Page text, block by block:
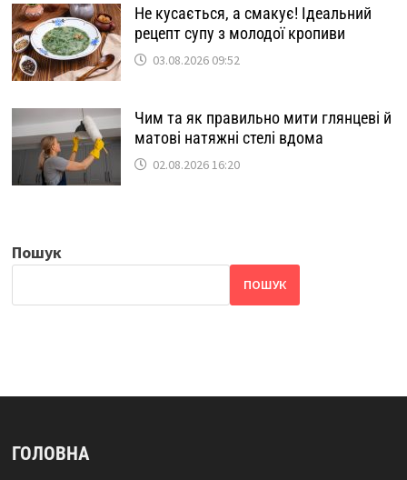
Не кусається, а смакує! Ідеальний
рецепт супу з молодої кропиви
03.08.2026 09:52
Чим та як правильно мити глянцеві й
матові натяжні стелі вдома
02.08.2026 16:20
Пошук
ПОШУК
ГОЛОВНА